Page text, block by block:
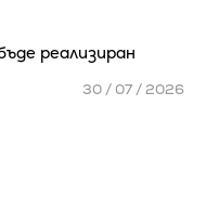
реализиран
30 / 07 / 2026